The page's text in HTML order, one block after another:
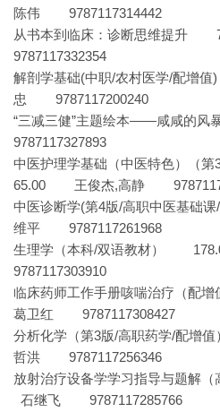
陈伟 9787117314442
从书本到临床：诊断思维提
9787117332354
解剖学基础(中职/农村医学/配
忠 9787117200240
“三减三健”主题绘本——咸
9787117327893
中医护理学基础（中医特色）（
65.00 王俊杰,高静
中医诊断学(第4版/高职中医
维平 9787117261968
生理学（本科/双语教材）
9787117303910
临床药师工作手册咳喘治疗
葛卫红 9787117308427
分析化学（第3版/高职药学/
哲洪 9787117256346
放射治疗设备学学习指导与题
石继飞 9787117285766